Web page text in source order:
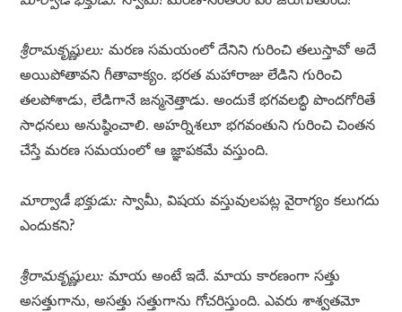
శ్రీరామకృష్ణులు: మరణ సమయంలో దేనిని గురించి తలుస్తావో అదే
అయిపోతావని గీతావాక్యం. భరత మహారాజు లేడిని గురించి
తలపోశాడు, లేడిగానే జన్మనెత్తాడు. అందుకే భగవలబ్ధి పొందగోరితే
సాధనలు అనుష్ఠించాలి. అహర్నిశలూ భగవంతుని గురించి చింతన
చేస్తే మరణ సమయంలో ఆ జ్ఞాపకమే వస్తుంది.
మార్వాడీ భక్తుడు: స్వామీ, విషయ వస్తువులపట్ల వైరాగ్యం కలుగదు
ఎందుకని?
శ్రీరామకృష్ణులు: మాయ అంటే ఇదే. మాయ కారణంగా సత్తు
అసత్తుగాను, అసత్తు సత్తుగాను గోచరిస్తుంది. ఎవరు శాశ్వతమో